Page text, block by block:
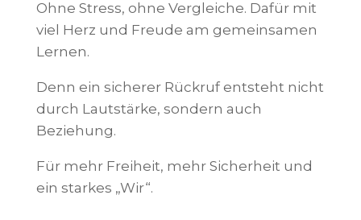
Ohne Stress, ohne Vergleiche. Dafür mit
viel Herz und Freude am gemeinsamen
Lernen.
Denn ein sicherer Rückruf entsteht nicht
durch Lautstärke, sondern auch
Beziehung.
Für mehr Freiheit, mehr Sicherheit und
ein starkes „Wir“.